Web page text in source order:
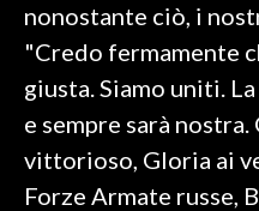
EVENTI
3 MINUTI CON
INSULARITÀ
nonostante ciò, i
"Credo fermamente
giusta. Siamo uniti.
e sempre sarà
vittorioso, Gloria ai
Forze Armate russe,